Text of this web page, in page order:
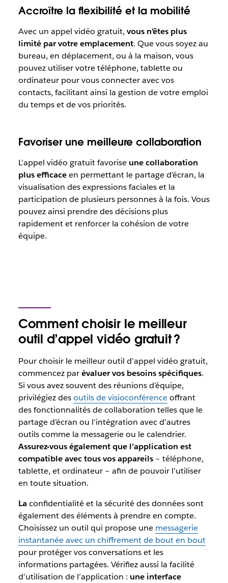
Accroître la flexibilité et la mobilité
Avec un appel vidéo gratuit, vous n’êtes plus
limité par votre emplacement. Que vous soyez au
bureau, en déplacement, ou à la maison, vous
pouvez utiliser votre téléphone, tablette ou
ordinateur pour vous connecter avec vos
contacts, facilitant ainsi la gestion de votre emploi
du temps et de vos priorités.
Favoriser une meilleure collaboration
L’appel vidéo gratuit favorise une collaboration
plus efficaceen permettant le partage d’écran, la
visualisation des expressions faciales et la
participation de plusieurs personnes à la fois. Vous
pouvez ainsi prendre des décisions plus
rapidement et renforcer la cohésion de votre
équipe.
Comment choisir le meilleur
outil d’appel vidéo gratuit ?
Pour choisir le meilleur outil d’appel vidéo gratuit,
commencez parévaluer vos besoins spécifiques.
Si vous avez souvent des réunions d’équipe,
privilégiez desoutils de visioconférenceoffrant
des fonctionnalités de collaboration telles que le
partage d’écran ou l’intégration avec d’autres
outils comme la messagerie ou le calendrier.
Assurez-vous également que l’application est
compatible avec tous vos appareils– téléphone,
tablette, et ordinateur – afin de pouvoir l’utiliser
en toute situation.
La confidentialité et la sécurité des données sont
également des éléments à prendre en compte.
Choisissez un outil qui propose une messagerie
instantanée avec un chiffrement de bout en bout
pour protéger vos conversations et les
informations partagées. Vérifiez aussi la facilité
d’utilisation de l’application : une interface